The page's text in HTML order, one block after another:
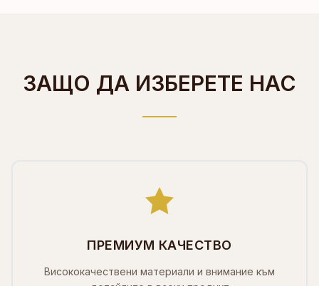
ЗАЩО ДА ИЗБЕРЕТЕ НАС
ПРЕМИУМ КАЧЕСТВО
Висококачествени материали и внимание към